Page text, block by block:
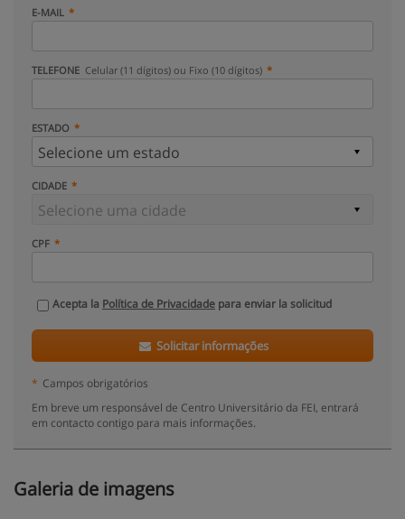
E-MAIL
TELEFONE Celular (11 dígitos) ou Fixo (10 dígitos)
ESTADO
CIDADE
CPF
Acepta la Política de Privacidade para enviar la solicitud
Solicitar informações
* Campos obrigatórios
Em breve um responsável de Centro Universitário da FEI, entrará
em contacto contigo para mais informações.
Galeria de imagens